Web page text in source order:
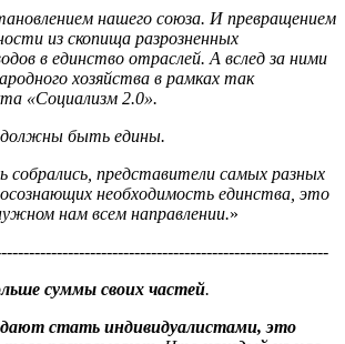
нашего союза. И превращением
из скопища разрозненных
в единство отраслей. А вслед за ними
хозяйства в рамках так
«Социализм 2.0».
быть едины.
представители самых разных
необходимость единства, это
нам всем направлении.»
суммы своих частей.
стать индивидуалистами, это